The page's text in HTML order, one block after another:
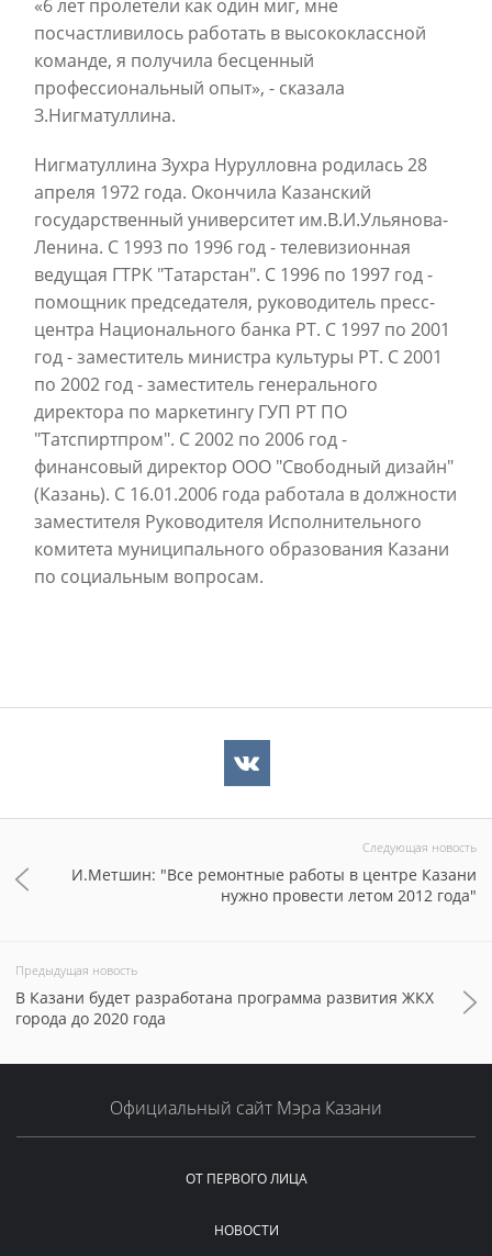
«6 лет пролетели как один миг, мне
посчастливилось работать в высококлассной
команде, я получила бесценный
профессиональный опыт», - сказала
З.Нигматуллина.
Нигматуллина Зухра Нурулловна родилась 28
апреля 1972 года. Окончила Казанский
государственный университет им.В.И.Ульянова-
Ленина. С 1993 по 1996 год - телевизионная
ведущая ГТРК "Татарстан". С 1996 по 1997 год -
помощник председателя, руководитель пресс-
центра Национального банка РТ. С 1997 по 2001
год - заместитель министра культуры РТ. С 2001
по 2002 год - заместитель генерального
директора по маркетингу ГУП РТ ПО
"Татспиртпром". С 2002 по 2006 год -
финансовый директор ООО "Свободный дизайн"
(Казань). С 16.01.2006 года работала в должности
заместителя Руководителя Исполнительного
комитета муниципального образования Казани
по социальным вопросам.
Следующая новость
И.Метшин: "Все ремонтные работы в центре Казани
нужно провести летом 2012 года"
Предыдущая новость
В Казани будет разработана программа развития ЖКХ
города до 2020 года
Официальный сайт Мэра Казани
ОТ ПЕРВОГО ЛИЦА
НОВОСТИ